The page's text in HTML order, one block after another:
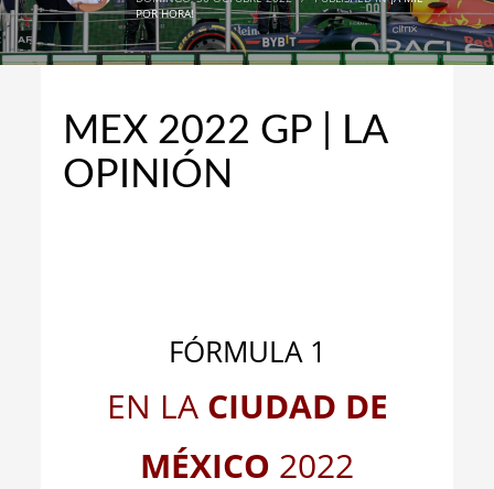
POR HORA!
MEX 2022 GP | LA
OPINIÓN
FÓRMULA 1
EN LA CIUDAD DE
MÉXICO 2022